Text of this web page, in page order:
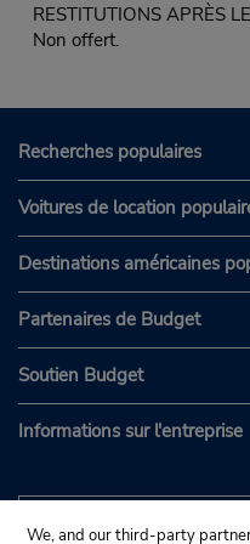
RESTITUTIONS APRÈS
Non offert.
Recherches populaires
Voitures de location
Destinations américaines
Partenaires de Budget
Soutien Budget
Informations sur l'entreprise
We, and our third-party